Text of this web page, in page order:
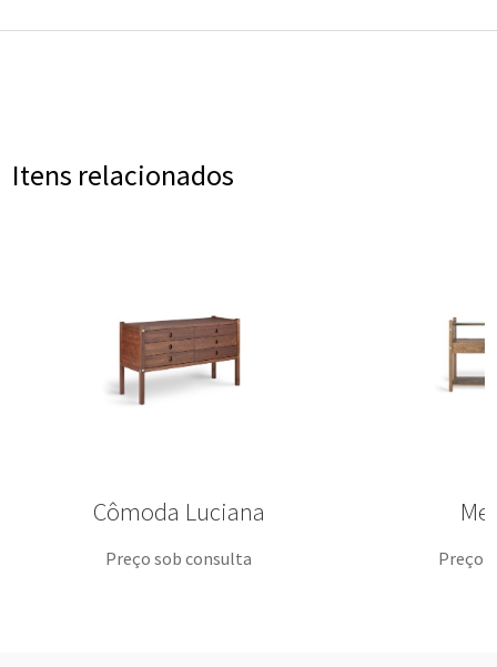
Itens relacionados
Cômoda Luciana
Preço sob consulta Preço